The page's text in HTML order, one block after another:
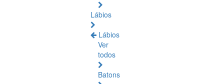
Lábios
Lábios
Ver
todos
Batons